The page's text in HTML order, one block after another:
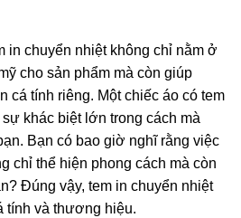
in chuyển nhiệt không chỉ nằm ở
cho sản phẩm mà còn giúp
cá tính riêng. Một chiếc áo có tem
khác biệt lớn trong cách mà
Bạn có bao giờ nghĩ rằng việc
chỉ thể hiện phong cách mà còn
Đúng vậy, tem in chuyển nhiệt
tính và thương hiệu.